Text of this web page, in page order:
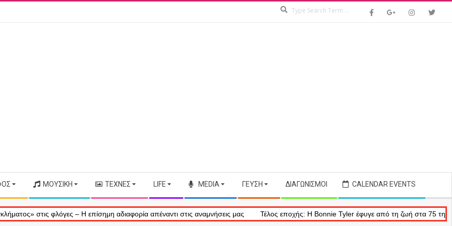
ΜΟΥΣΙΚΉ ΤΈΧΝΕΣ LIFE MEDIA ΓΕΎΣΗ ΔΙΑΓΩΝΙΣΜΟΊ CALENDAR EVENTS
φλόγες – Η επίσημη αδιαφορία απέναντι στις αναμνήσεις μας Τέλος εποχής: Η Bonnie Tyler έφυγε από τη ζωή στα 75 της